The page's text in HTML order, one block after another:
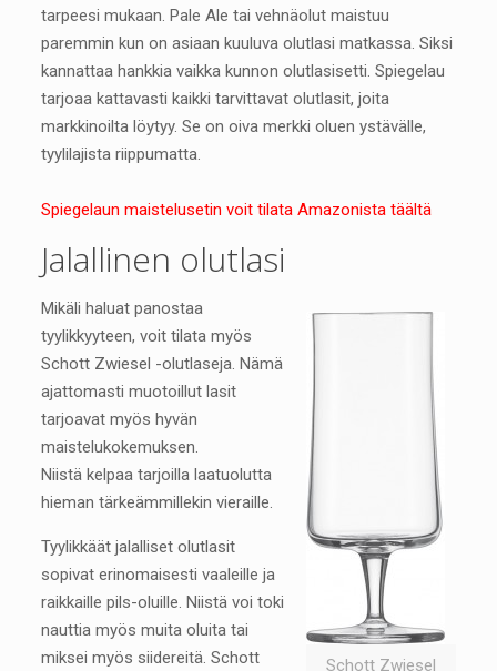
tarpeesi mukaan. Pale Ale tai vehnäolut maistuu
paremmin kun on asiaan kuuluva olutlasi matkassa. Siksi
kannattaa hankkia vaikka kunnon olutlasisetti. Spiegelau
tarjoaa kattavasti kaikki tarvittavat olutlasit, joita
markkinoilta löytyy. Se on oiva merkki oluen ystävälle,
tyylilajista riippumatta.
Spiegelaun maistelusetin voit tilata Amazonista täältä
Jalallinen olutlasi
Schott Zwiesel
Mikäli haluat panostaa
tyylikkyyteen, voit tilata myös
Schott Zwiesel -olutlaseja. Nämä
ajattomasti muotoillut lasit
tarjoavat myös hyvän
maistelukokemuksen.
Niistä kelpaa tarjoilla laatuolutta
hieman tärkeämmillekin vieraille.
Tyylikkäät jalalliset olutlasit
sopivat erinomaisesti vaaleille ja
raikkaille pils-oluille. Niistä voi toki
nauttia myös muita oluita tai
miksei myös siidereitä. Schott